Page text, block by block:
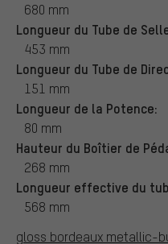
680 mm
Longueur du Tube de
453 mm
Longueur du Tube de
151 mm
Longueur de la Potence:
80 mm
Hauteur du Boîtier de
268 mm
Longueur effective du
568 mm
gloss bordeaux metallic-